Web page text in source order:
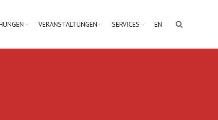
VERANSTALTUNGEN SERVICES EN